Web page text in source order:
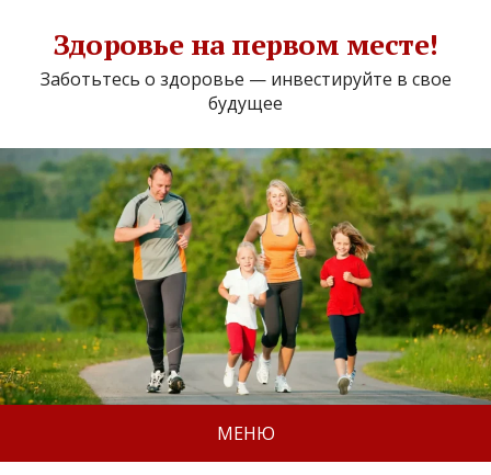
Здоровье на первом месте!
Заботьтесь о здоровье — инвестируйте в свое
будущее
МЕНЮ